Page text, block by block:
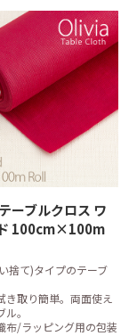
ーブルクロス ワ
100cm×100m
捨て)タイプのテーブ
き取り簡単。両面使え
。
布/ラッピング用の包装